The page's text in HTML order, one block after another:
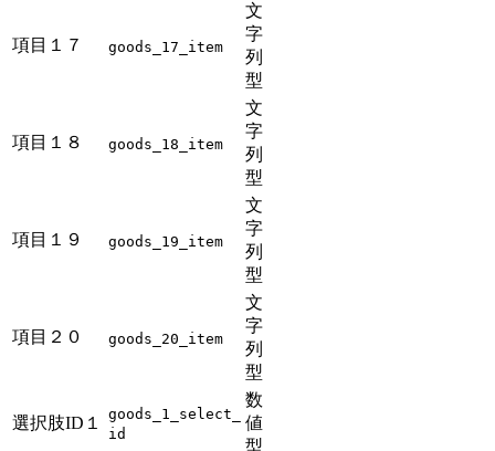
項目１７ goods_17_item
文
字
列
型
項目１８ goods_18_item
文
字
列
型
項目１９ goods_19_item
文
字
列
型
項目２０ goods_20_item
文
字
列
型
選択肢ID１
goods_1_select_
id
数
値
型